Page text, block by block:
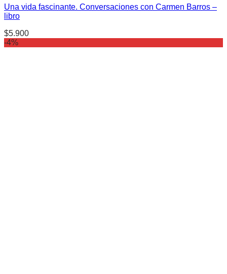
Una vida fascinante. Conversaciones con Carmen Barros –
libro
$5.900
-4%